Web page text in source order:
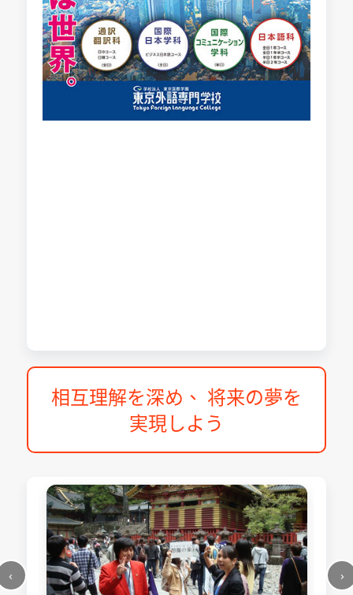
相互理解を深め、 将来の夢を
実現しよう